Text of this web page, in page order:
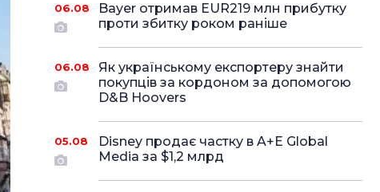
06.08
Bayer отримав EUR219 млн прибутку
проти збитку роком раніше
06.08
Як українському експортеру знайти
покупців за кордоном за допомогою
D&B Hoovers
05.08
Disney продає частку в A+E Global
Media за $1,2 млрд